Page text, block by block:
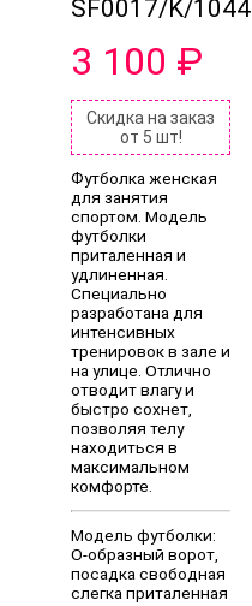
SF0017/K/1044
3 100 ₽
Скидка на заказ
от 5 шт!
Футболка женская
для занятия
спортом. Модель
футболки
приталенная и
удлиненная.
Специально
разработана для
интенсивных
тренировок в зале и
на улице. Отлично
отводит влагу и
быстро сохнет,
позволяя телу
находиться в
максимальном
комфорте.
Модель футболки:
О-образный ворот,
посадка свободная
слегка приталенная